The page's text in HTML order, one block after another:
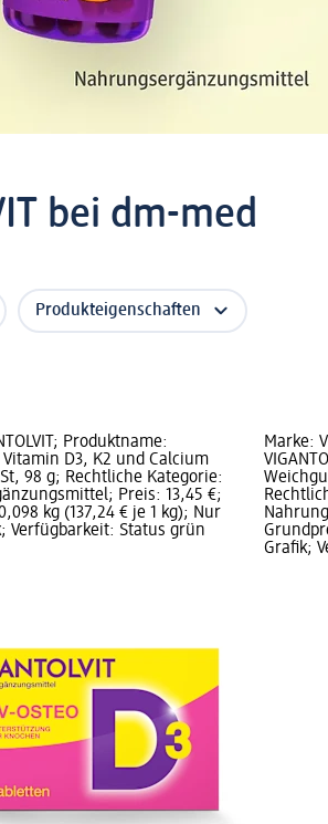
bei dm-med
Produkteigenschaften
Produktname:
Vitamin D3, K2 und Calcium
98 g; Rechtliche Kategorie:
Preis: 13,45 €;
kg (137,24 € je 1 kg); Nur
Verfügbarkeit: Status grün
Marke:
Grafik;